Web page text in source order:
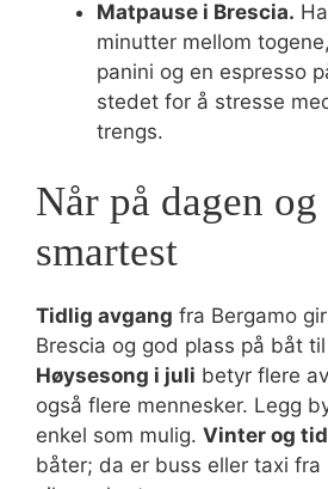
Matpause i Brescia.
minutter mellom
panini og en espresso
stedet for å stresse
trengs.
Når på dagen
smartest
Tidlig avgang fra Bergamo
Brescia og god plass på båt
Høysesong i juli betyr flere
også flere mennesker. Legg
enkel som mulig. Vinter og
båter; da er buss eller taxi fra